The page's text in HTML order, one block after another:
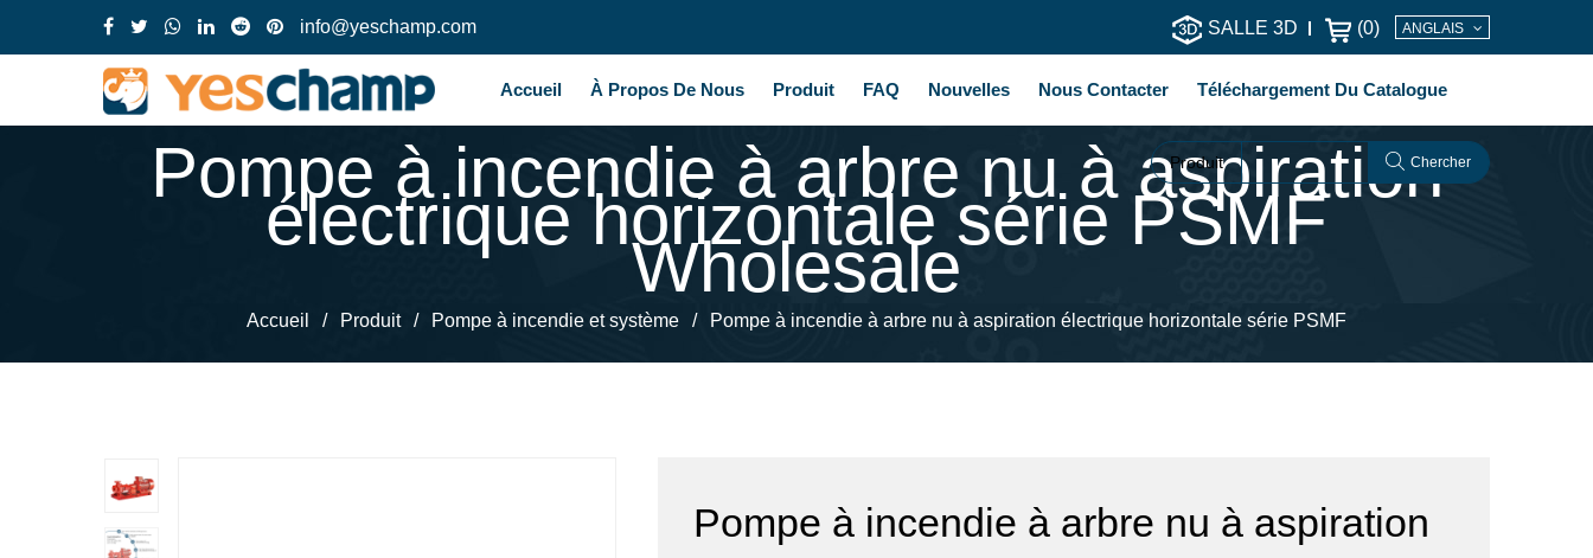
info@yeschamp.com SALLE 3D (0) ANGLAIS
Accueil À Propos De Nous Produit FAQ Nouvelles Nous Contacter Téléchargement Du Catalogue
Produit Chercher
Pompe à incendie à arbre nu à aspiration
électrique horizontale série PSMF
Wholesale
Accueil / Produit / Pompe à incendie et système / Pompe à incendie à arbre nu à aspiration électrique horizontale série PSMF
Pompe à incendie à arbre nu à aspiration